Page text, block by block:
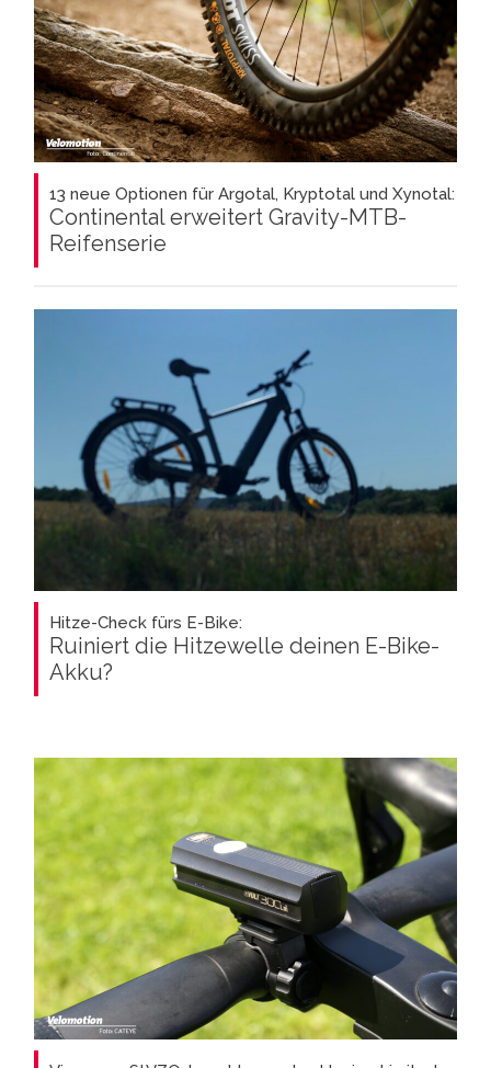
13 neue Optionen für Argotal, Kryptotal und Xynotal:
Continental erweitert Gravity-MTB-
Reifenserie
Hitze-Check fürs E-Bike:
Ruiniert die Hitzewelle deinen E-Bike-
Akku?